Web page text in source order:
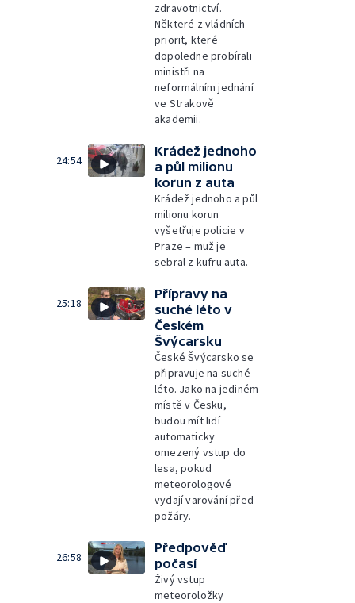
zdravotnictví.
Některé z vládních
priorit, které
dopoledne probírali
ministři na
neformálním jednání
ve Strakově
akademii.
24:54
Krádež jednoho
a půl milionu
korun z auta
Krádež jednoho a půl
milionu korun
vyšetřuje policie v
Praze – muž je
sebral z kufru auta.
25:18
Přípravy na
suché léto v
Českém
Švýcarsku
České Švýcarsko se
připravuje na suché
léto. Jako na jediném
místě v Česku,
budou mít lidí
automaticky
omezený vstup do
lesa, pokud
meteorologové
vydají varování před
požáry.
26:58
Předpověď
počasí
Živý vstup
meteoroložky